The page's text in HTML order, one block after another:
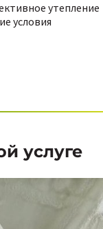
утепление
условия
услуге